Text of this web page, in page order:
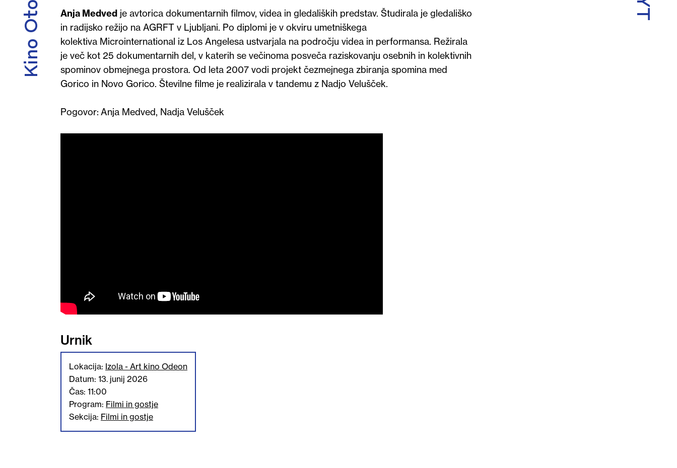
YT
Anja Medved je avtorica dokumentarnih filmov, videa in gledaliških predstav. Študirala je gledališko
in radijsko režijo na AGRFT v Ljubljani. Po diplomi je v okviru umetniškega
kolektiva Microinternational iz Los Angelesa ustvarjala na področju videa in performansa. Režirala
je več kot 25 dokumentarnih del, v katerih se večinoma posveča raziskovanju osebnih in kolektivnih
spominov obmejnega prostora. Od leta 2007 vodi projekt čezmejnega zbiranja spomina med
Gorico in Novo Gorico. Številne filme je realizirala v tandemu z Nadjo Velušček.
Pogovor: Anja Medved, Nadja Velušček
Urnik
Lokacija: Izola - Art kino Odeon
Datum: 13. junij 2026
Čas: 11:00
Program: Filmi in gostje
Sekcija: Filmi in gostje